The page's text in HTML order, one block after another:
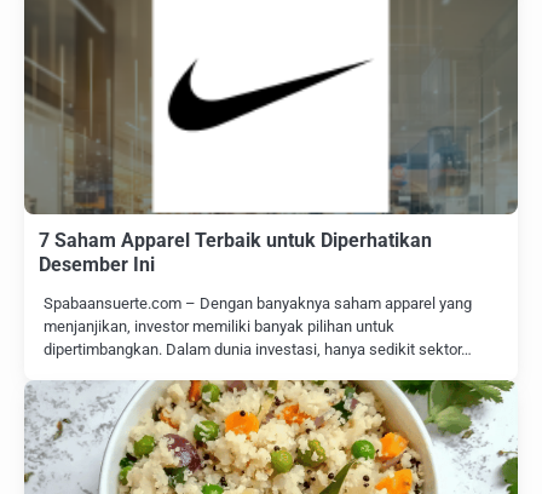
7 Saham Apparel Terbaik untuk Diperhatikan
Desember Ini
Spabaansuerte.com – Dengan banyaknya saham apparel yang
menjanjikan, investor memiliki banyak pilihan untuk
dipertimbangkan. Dalam dunia investasi, hanya sedikit sektor…